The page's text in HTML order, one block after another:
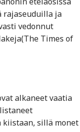
rajaseuduilla ja
vedonnut
Times of
alkaneet vaatia
sillä monet